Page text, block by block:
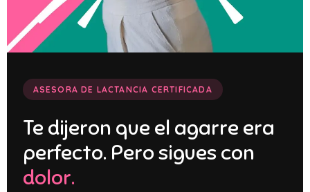
ASESORA DE LACTANCIA CERTIFICADA
Te dijeron que el agarre era
perfecto. Pero sigues con
dolor.